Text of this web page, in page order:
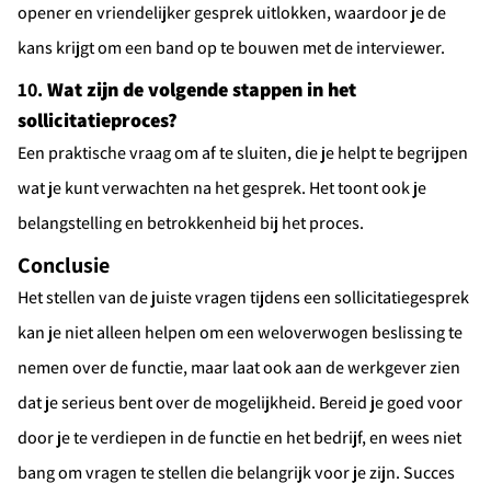
opener en vriendelijker gesprek uitlokken, waardoor je de
kans krijgt om een band op te bouwen met de interviewer.
10. Wat zijn de volgende stappen in het
sollicitatieproces?
Een praktische vraag om af te sluiten, die je helpt te begrijpen
wat je kunt verwachten na het gesprek. Het toont ook je
belangstelling en betrokkenheid bij het proces.
Conclusie
Het stellen van de juiste vragen tijdens een sollicitatiegesprek
kan je niet alleen helpen om een weloverwogen beslissing te
nemen over de functie, maar laat ook aan de werkgever zien
dat je serieus bent over de mogelijkheid. Bereid je goed voor
door je te verdiepen in de functie en het bedrijf, en wees niet
bang om vragen te stellen die belangrijk voor je zijn. Succes